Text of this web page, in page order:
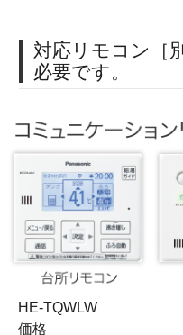
対応リモコン
必要です。
HE-TQWLW
価格